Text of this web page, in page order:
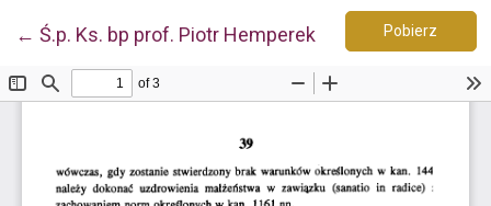
← Wróć do szczegółów artykułu
Ś.p. Ks. bp prof. Piotr Hemperek Pobierz